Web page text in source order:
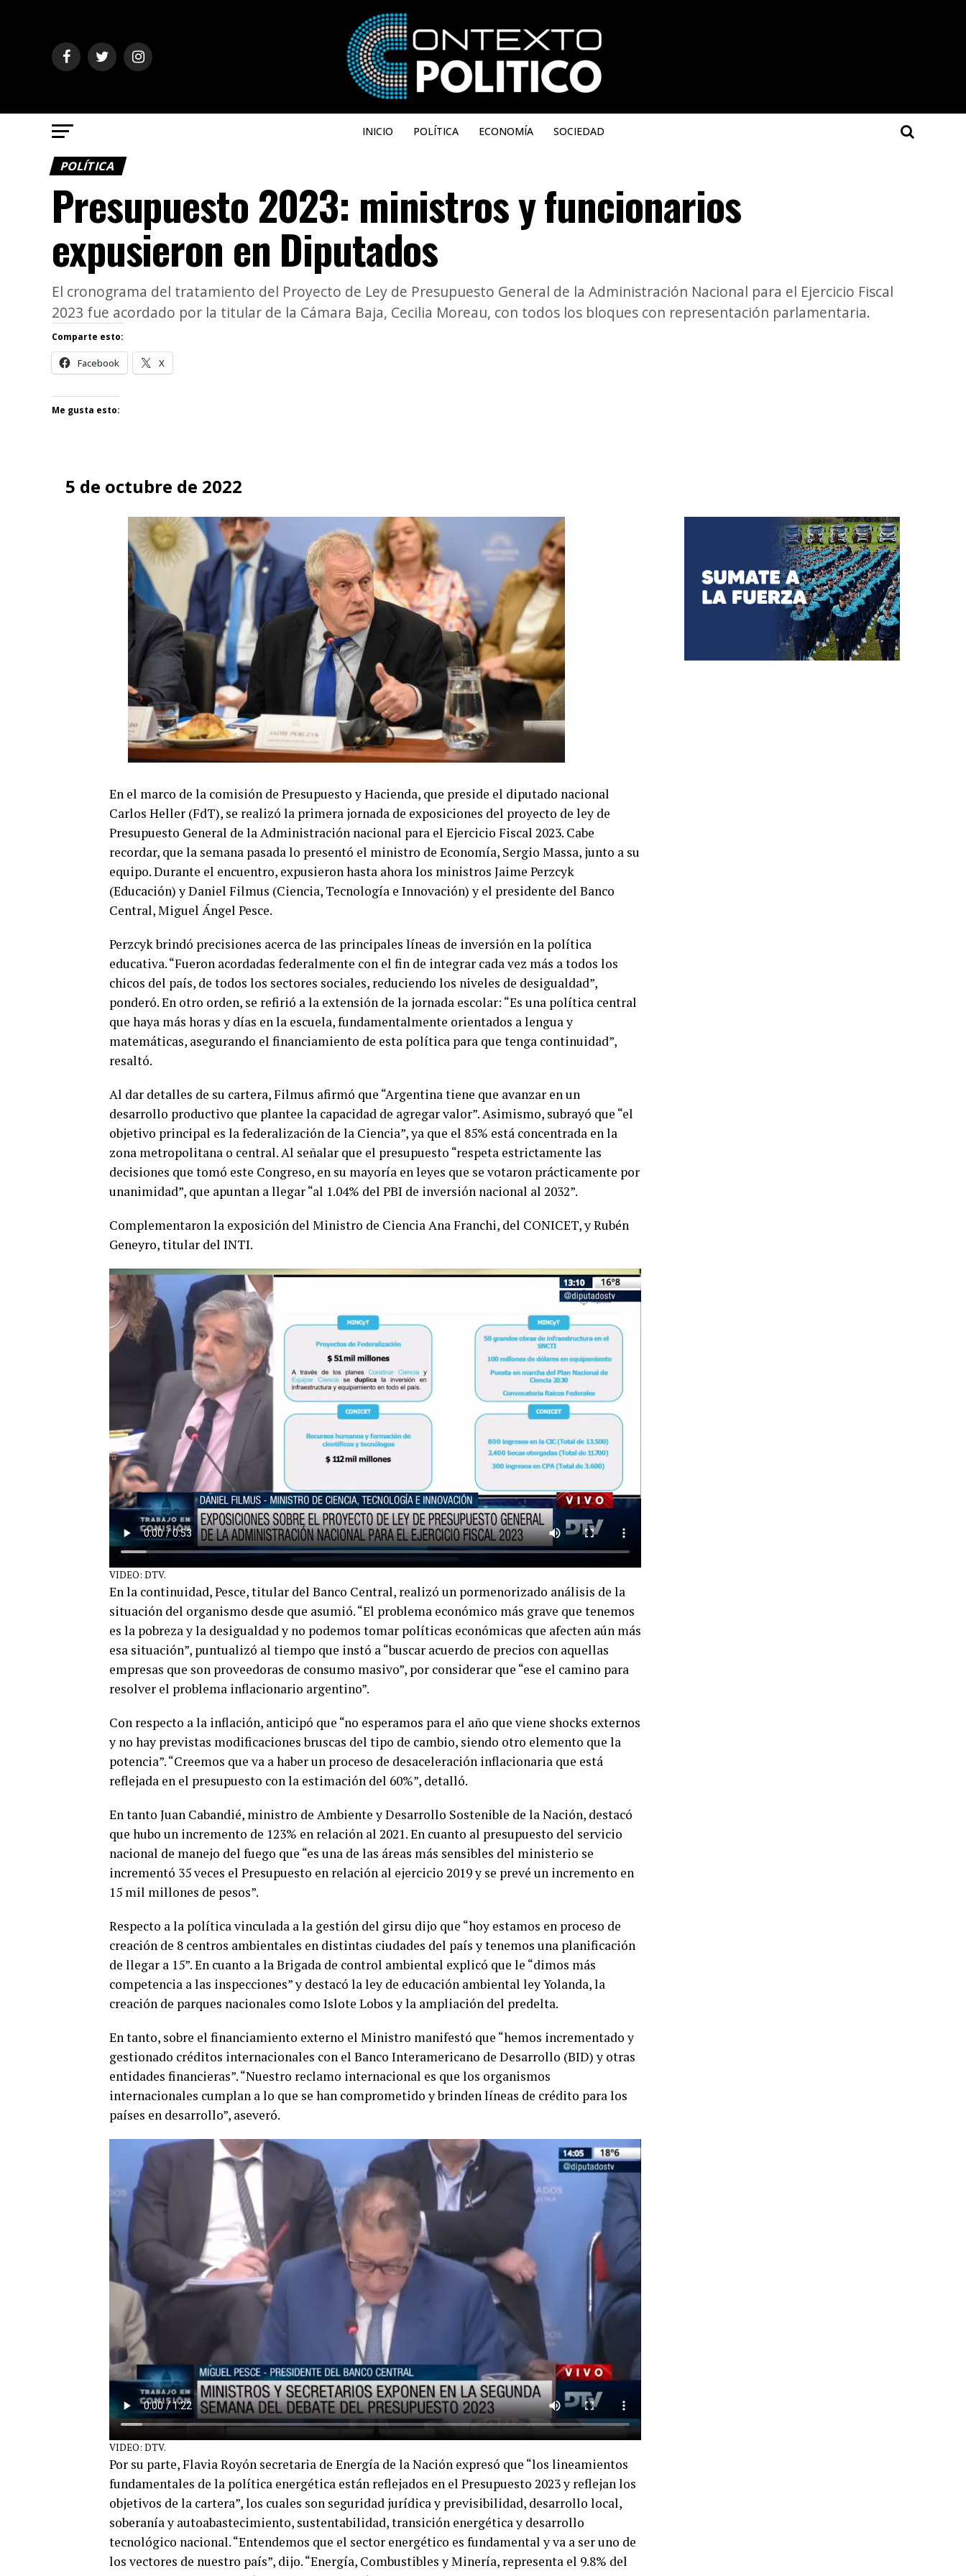
INICIO POLÍTICA ECONOMÍA SOCIEDAD
POLÍTICA
Presupuesto 2023: ministros y funcionarios
expusieron en Diputados
El cronograma del tratamiento del Proyecto de Ley de Presupuesto General de la Administración Nacional para el Ejercicio Fiscal
2023 fue acordado por la titular de la Cámara Baja, Cecilia Moreau, con todos los bloques con representación parlamentaria.
Comparte esto:
Facebook X
Me gusta esto:
5 de octubre de 2022
En el marco de la comisión de Presupuesto y Hacienda, que preside el diputado nacional
Carlos Heller (FdT), se realizó la primera jornada de exposiciones del proyecto de ley de
Presupuesto General de la Administración nacional para el Ejercicio Fiscal 2023. Cabe
recordar, que la semana pasada lo presentó el ministro de Economía, Sergio Massa, junto a su
equipo. Durante el encuentro, expusieron hasta ahora los ministros Jaime Perzcyk
(Educación) y Daniel Filmus (Ciencia, Tecnología e Innovación) y el presidente del Banco
Central, Miguel Ángel Pesce.
Perzcyk brindó precisiones acerca de las principales líneas de inversión en la política
educativa. “Fueron acordadas federalmente con el fin de integrar cada vez más a todos los
chicos del país, de todos los sectores sociales, reduciendo los niveles de desigualdad”,
ponderó. En otro orden, se refirió a la extensión de la jornada escolar: “Es una política central
que haya más horas y días en la escuela, fundamentalmente orientados a lengua y
matemáticas, asegurando el financiamiento de esta política para que tenga continuidad”,
resaltó.
Al dar detalles de su cartera, Filmus afirmó que “Argentina tiene que avanzar en un
desarrollo productivo que plantee la capacidad de agregar valor”. Asimismo, subrayó que “el
objetivo principal es la federalización de la Ciencia”, ya que el 85% está concentrada en la
zona metropolitana o central. Al señalar que el presupuesto “respeta estrictamente las
decisiones que tomó este Congreso, en su mayoría en leyes que se votaron prácticamente por
unanimidad”, que apuntan a llegar “al 1.04% del PBI de inversión nacional al 2032”.
Complementaron la exposición del Ministro de Ciencia Ana Franchi, del CONICET, y Rubén
Geneyro, titular del INTI.
VIDEO: DTV.
En la continuidad, Pesce, titular del Banco Central, realizó un pormenorizado análisis de la
situación del organismo desde que asumió. “El problema económico más grave que tenemos
es la pobreza y la desigualdad y no podemos tomar políticas económicas que afecten aún más
esa situación”, puntualizó al tiempo que instó a “buscar acuerdo de precios con aquellas
empresas que son proveedoras de consumo masivo”, por considerar que “ese el camino para
resolver el problema inflacionario argentino”.
Con respecto a la inflación, anticipó que “no esperamos para el año que viene shocks externos
y no hay previstas modificaciones bruscas del tipo de cambio, siendo otro elemento que la
potencia”. “Creemos que va a haber un proceso de desaceleración inflacionaria que está
reflejada en el presupuesto con la estimación del 60%”, detalló.
En tanto Juan Cabandié, ministro de Ambiente y Desarrollo Sostenible de la Nación, destacó
que hubo un incremento de 123% en relación al 2021. En cuanto al presupuesto del servicio
nacional de manejo del fuego que “es una de las áreas más sensibles del ministerio se
incrementó 35 veces el Presupuesto en relación al ejercicio 2019 y se prevé un incremento en
15 mil millones de pesos”.
Respecto a la política vinculada a la gestión del girsu dijo que “hoy estamos en proceso de
creación de 8 centros ambientales en distintas ciudades del país y tenemos una planificación
de llegar a 15”. En cuanto a la Brigada de control ambiental explicó que le “dimos más
competencia a las inspecciones” y destacó la ley de educación ambiental ley Yolanda, la
creación de parques nacionales como Islote Lobos y la ampliación del predelta.
En tanto, sobre el financiamiento externo el Ministro manifestó que “hemos incrementado y
gestionado créditos internacionales con el Banco Interamericano de Desarrollo (BID) y otras
entidades financieras”. “Nuestro reclamo internacional es que los organismos
internacionales cumplan a lo que se han comprometido y brinden líneas de crédito para los
países en desarrollo”, aseveró.
VIDEO: DTV.
Por su parte, Flavia Royón secretaria de Energía de la Nación expresó que “los lineamientos
fundamentales de la política energética están reflejados en el Presupuesto 2023 y reflejan los
objetivos de la cartera”, los cuales son seguridad jurídica y previsibilidad, desarrollo local,
soberanía y autoabastecimiento, sustentabilidad, transición energética y desarrollo
tecnológico nacional. “Entendemos que el sector energético es fundamental y va a ser uno de
los vectores de nuestro país”, dijo. “Energía, Combustibles y Minería, representa el 9.8% del